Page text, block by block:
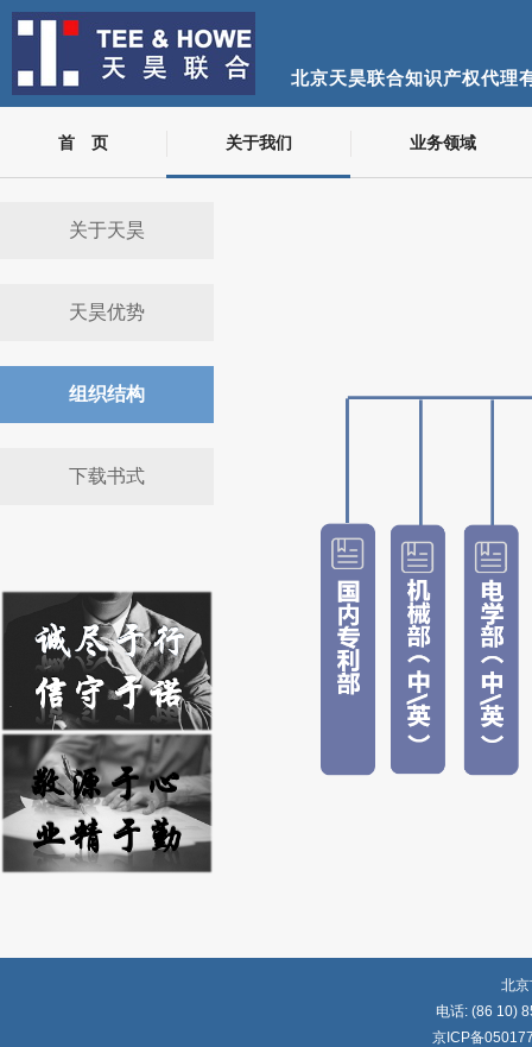
北京天昊联合知识产权代理
首 页 关于我们 业务领域
关于天昊
天昊优势
组织结构
下载书式
北
电话: (86 10)
京ICP备